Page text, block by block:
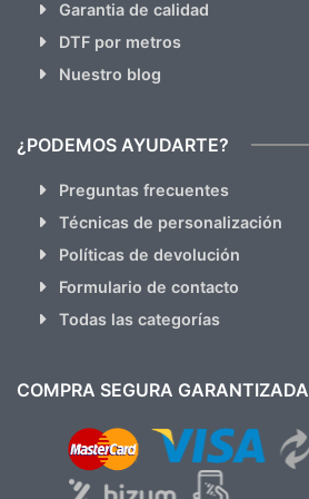
Garantia de calidad
DTF por metros
Nuestro blog
¿PODEMOS AYUDARTE?
Preguntas frecuentes
Técnicas de personalización
Políticas de devolución
Formulario de contacto
Todas las categorías
COMPRA SEGURA GARANTIZADA